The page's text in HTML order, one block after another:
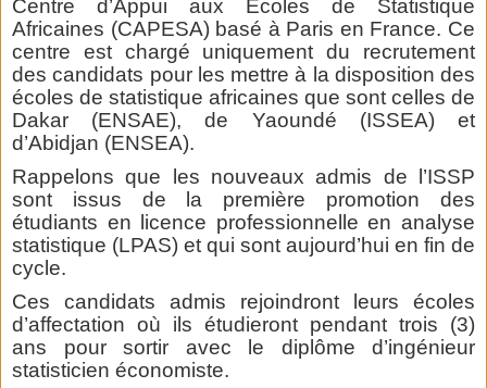
Centre d’Appui aux Ecoles de Statistique
Africaines (CAPESA) basé à Paris en France. Ce
centre est chargé uniquement du recrutement
des candidats pour les mettre à la disposition des
écoles de statistique africaines que sont celles de
Dakar (ENSAE), de Yaoundé (ISSEA) et
d’Abidjan (ENSEA).
Rappelons que les nouveaux admis de l’ISSP
sont issus de la première promotion des
étudiants en licence professionnelle en analyse
statistique (LPAS) et qui sont aujourd’hui en fin de
cycle.
Ces candidats admis rejoindront leurs écoles
d’affectation où ils étudieront pendant trois (3)
ans pour sortir avec le diplôme d’ingénieur
statisticien économiste.